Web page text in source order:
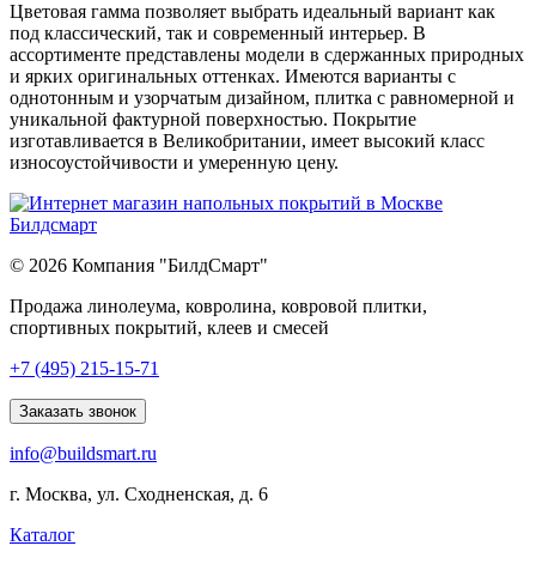
Цветовая гамма позволяет выбрать идеальный вариант как
под классический, так и современный интерьер. В
ассортименте представлены модели в сдержанных природных
и ярких оригинальных оттенках. Имеются варианты с
однотонным и узорчатым дизайном, плитка с равномерной и
уникальной фактурной поверхностью. Покрытие
изготавливается в Великобритании, имеет высокий класс
износоустойчивости и умеренную цену.
© 2026 Компания "БилдСмарт"
Продажа линолеума, ковролина, ковровой плитки,
спортивных покрытий, клеев и смесей
Explore
lists
best
online
offering
+7 (495) 215-15-71
Заказать звонок
info@buildsmart.ru
г. Москва, ул. Сходненская, д. 6
Каталог